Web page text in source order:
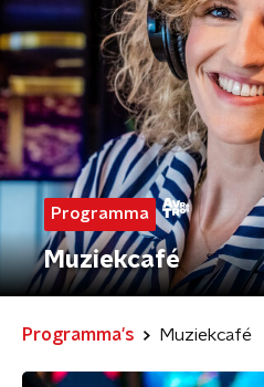
Programma
Muziekcafé
Programma's Muziekcafé